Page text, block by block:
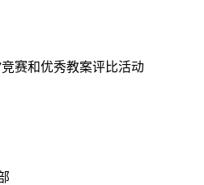
赛和优秀教案评比活动